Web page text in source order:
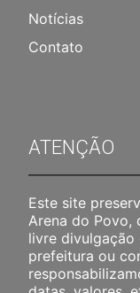
Notícias
Contato
ATENÇÃO
Este site
Arena do Povo,
livre divulgação
prefeitura ou